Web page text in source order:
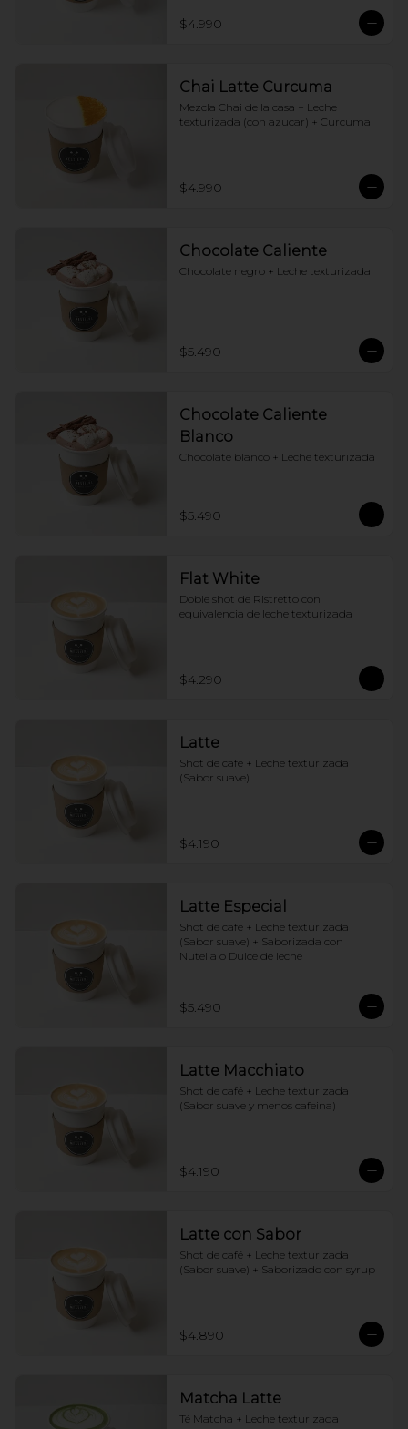
$4.990
Chai Latte Curcuma
Mezcla Chai de la casa + Leche
texturizada (con azucar) + Curcuma
$4.990
Chocolate Caliente
Chocolate negro + Leche texturizada
$5.490
Chocolate Caliente
Blanco
Chocolate blanco + Leche texturizada
$5.490
Flat White
Doble shot de Ristretto con
equivalencia de leche texturizada
$4.290
Latte
Shot de café + Leche texturizada
(Sabor suave)
$4.190
Latte Especial
Shot de café + Leche texturizada
(Sabor suave) + Saborizada con
Nutella o Dulce de leche
$5.490
Latte Macchiato
Shot de café + Leche texturizada
(Sabor suave y menos cafeina)
$4.190
Latte con Sabor
Shot de café + Leche texturizada
(Sabor suave) + Saborizado con syrup
$4.890
Matcha Latte
Té Matcha + Leche texturizada